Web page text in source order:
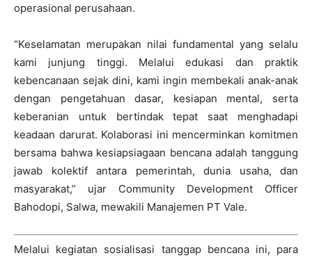
operasional perusahaan.
“Keselamatan merupakan nilai fundamental yang selalu
kami junjung tinggi. Melalui edukasi dan praktik
kebencanaan sejak dini, kami ingin membekali anak-anak
dengan pengetahuan dasar, kesiapan mental, serta
keberanian untuk bertindak tepat saat menghadapi
keadaan darurat. Kolaborasi ini mencerminkan komitmen
bersama bahwa kesiapsiagaan bencana adalah tanggung
jawab kolektif antara pemerintah, dunia usaha, dan
masyarakat,” ujar Community Development Officer
Bahodopi, Salwa, mewakili Manajemen PT Vale.
Melalui kegiatan sosialisasi tanggap bencana ini, para